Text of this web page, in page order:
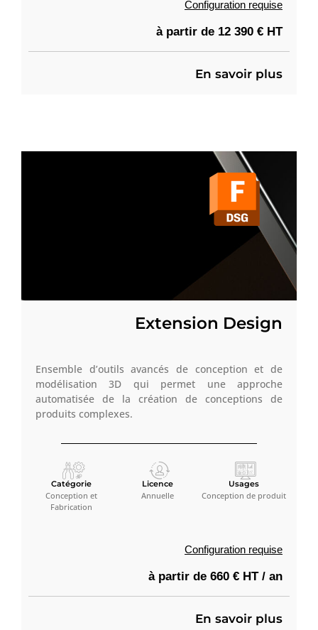
Configuration requise
à partir de 12 390 € HT
En savoir plus
Extension Design
Ensemble d’outils avancés de conception et de
modélisation 3D qui permet une approche
automatisée de la création de conceptions de
produits complexes.
Catégorie
Conception et
Fabrication
Licence
Annuelle
Usages
Conception de produit
Configuration requise
à partir de 660 € HT / an
En savoir plus